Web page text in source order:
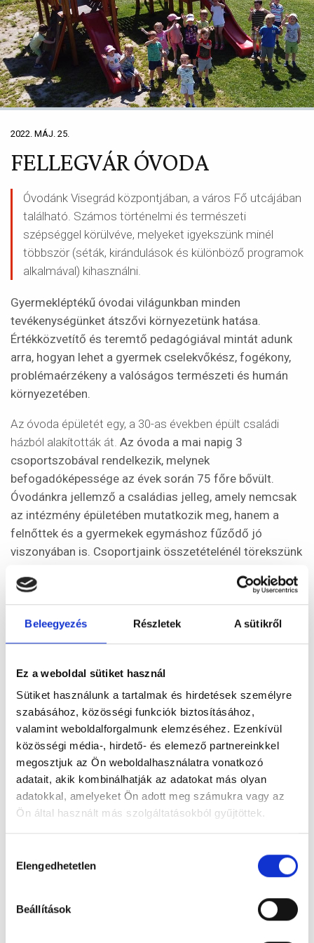
Beleegyezés Részletek A sütikről
Ez a weboldal sütiket használ
Sütiket használunk a tartalmak és hirdetések személyre
szabásához, közösségi funkciók biztosításához,
valamint weboldalforgalmunk elemzéséhez. Ezenkívül
közösségi média-, hirdető- és elemező partnereinkkel
megosztjuk az Ön weboldalhasználatra vonatkozó
adatait, akik kombinálhatják az adatokat más olyan
adatokkal, amelyeket Ön adott meg számukra vagy az
Ön által használt más szolgáltatásokból gyűjtöttek.
kiválasztása
Elengedhetetlen
Beállítások
2022. MÁJ. 25.
FELLEGVÁR ÓVODA
Óvodánk Visegrád központjában, a város Fő utcájában
található. Számos történelmi és természeti
szépséggel körülvéve, melyeket igyekszünk minél
többször (séták, kirándulások és különböző programok
alkalmával) kihasználni.
Gyermekléptékű óvodai világunkban minden
tevékenységünket átszővi környezetünk hatása.
Értékközvetítő és teremtő pedagógiával mintát adunk
arra, hogyan lehet a gyermek cselekvőkész, fogékony,
problémaérzékeny a valóságos természeti és humán
környezetében.
Az óvoda épületét egy, a 30-as években épült családi
házból alakították át. Az óvoda a mai napig 3
csoportszobával rendelkezik, melynek
befogadóképessége az évek során 75 főre bővült.
Óvodánkra jellemző a családias jelleg, amely nemcsak
az intézmény épületében mutatkozik meg, hanem a
felnőttek és a gyermekek egymáshoz fűződő jó
viszonyában is. Csoportjaink összetételénél törekszünk
óvodaként működik. Környezetünk is tükrözi a
személyiség fejlesztése kétnyelvű környezetben, az
érdeklődés felkeltése a nyelv iránt, a pozitív érzelmi
viszony kialakítása, a hagyományok ápolása.
Mai rohanó világunkban az óvodáskorú gyermekeknek
szükségük van olyan érzelmi biztonságot nyújtó és
nevelő környezetre, ahol szeretik és meghallgatják. Ahol
értelmét sok játékkal és tapasztalatszerzési lehetőség
biztosításával fejlesztik.Olyan óvodát kívánunk
működtetni, amelyben a gyermekek kiélhetik
elfogadják egyéni szükségleteiket, fejlesztik
tehetségüket, és segítik őket nehézégeik leküzdésében.